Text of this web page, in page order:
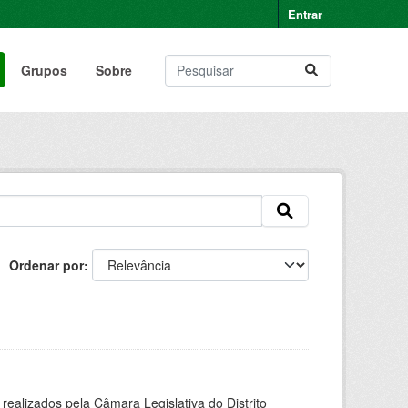
Entrar
Grupos Sobre
Ordenar por
pela Câmara Legislativa do Distrito